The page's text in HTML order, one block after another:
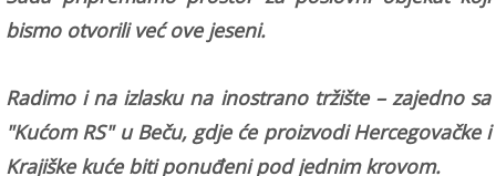
bismo otvorili već ove jeseni.
Radimo i na izlasku na inostrano tržište – zajedno sa
"Kućom RS" u Beču, gdje će proizvodi Hercegovačke i
Krajiške kuće biti ponuđeni pod jednim krovom.